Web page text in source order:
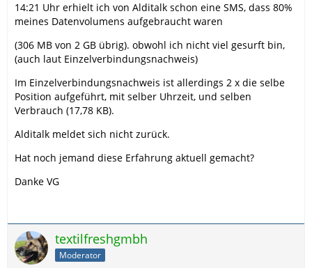
14:21 Uhr erhielt ich von Alditalk schon eine SMS, dass 80%
meines Datenvolumens aufgebraucht waren
(306 MB von 2 GB übrig). obwohl ich nicht viel gesurft bin,
(auch laut Einzelverbindungsnachweis)
Im Einzelverbindungsnachweis ist allerdings 2 x die selbe
Position aufgeführt, mit selber Uhrzeit, und selben
Verbrauch (17,78 KB).
Alditalk meldet sich nicht zurück.
Hat noch jemand diese Erfahrung aktuell gemacht?
Danke VG
textilfreshgmbh
Moderator